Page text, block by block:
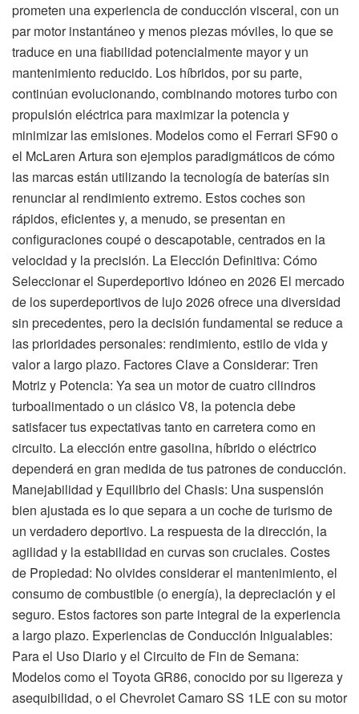
prometen una experiencia de conducción visceral, con un
par motor instantáneo y menos piezas móviles, lo que se
traduce en una fiabilidad potencialmente mayor y un
mantenimiento reducido. Los híbridos, por su parte,
continúan evolucionando, combinando motores turbo con
propulsión eléctrica para maximizar la potencia y
minimizar las emisiones. Modelos como el Ferrari SF90 o
el McLaren Artura son ejemplos paradigmáticos de cómo
las marcas están utilizando la tecnología de baterías sin
renunciar al rendimiento extremo. Estos coches son
rápidos, eficientes y, a menudo, se presentan en
configuraciones coupé o descapotable, centrados en la
velocidad y la precisión. La Elección Definitiva: Cómo
Seleccionar el Superdeportivo Idóneo en 2026 El mercado
de los superdeportivos de lujo 2026 ofrece una diversidad
sin precedentes, pero la decisión fundamental se reduce a
las prioridades personales: rendimiento, estilo de vida y
valor a largo plazo. Factores Clave a Considerar: Tren
Motriz y Potencia: Ya sea un motor de cuatro cilindros
turboalimentado o un clásico V8, la potencia debe
satisfacer tus expectativas tanto en carretera como en
circuito. La elección entre gasolina, híbrido o eléctrico
dependerá en gran medida de tus patrones de conducción.
Manejabilidad y Equilibrio del Chasis: Una suspensión
bien ajustada es lo que separa a un coche de turismo de
un verdadero deportivo. La respuesta de la dirección, la
agilidad y la estabilidad en curvas son cruciales. Costes
de Propiedad: No olvides considerar el mantenimiento, el
consumo de combustible (o energía), la depreciación y el
seguro. Estos factores son parte integral de la experiencia
a largo plazo. Experiencias de Conducción Inigualables:
Para el Uso Diario y el Circuito de Fin de Semana:
Modelos como el Toyota GR86, conocido por su ligereza y
asequibilidad, o el Chevrolet Camaro SS 1LE con su motor